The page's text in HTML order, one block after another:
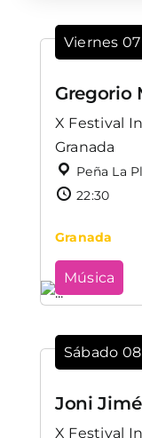
Viernes
Gregorio
X Festival
Granada
Peña La
22:30
Granada
Música
Sábado
Joni
X Festival